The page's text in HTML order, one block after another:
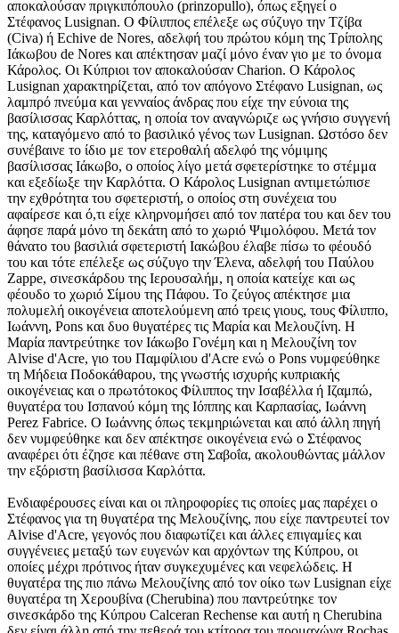
αποκαλούσαν πριγκιπόπουλο (prinzopullo), όπως εξηγεί ο
Στέφανος Lusignan. O Φίλιππος επέλεξε ως σύζυγο την Τζίβα
(Civa) ή Echive de Nores, αδελφή του πρώτου κόμη της Τρίπολης
Ιάκωβου de Nores και απέκτησαν μαζί μόνο έναν γιο με το όνομα
Κάρολος. Οι Κύπριοι τον αποκαλούσαν Charion. Ο Κάρολος
Lusignan χαρακτηρίζεται, από τον απόγονο Στέφανο Lusignan, ως
λαμπρό πνεύμα και γενναίος άνδρας που είχε την εύνοια της
βασίλισσας Καρλόττας, η οποία τον αναγνώριζε ως γνήσιο συγγενή
της, καταγόμενο από το βασιλικό γένος των Lusignan. Ωστόσο δεν
συνέβαινε το ίδιο με τον ετεροθαλή αδελφό της νόμιμης
βασίλισσας Ιάκωβο, ο οποίος λίγο μετά σφετερίστηκε το στέμμα
και εξεδίωξε την Καρλόττα. O Κάρολος Lusignan αντιμετώπισε
την εχθρότητα του σφετεριστή, ο οποίος στη συνέχεια του
αφαίρεσε και ό,τι είχε κληρνομήσει από τον πατέρα του και δεν του
άφησε παρά μόνο τη δεκάτη από το χωριό Ψιμολόφου. Μετά τον
θάνατο του βασιλιά σφετεριστή Ιακώβου έλαβε πίσω το φέουδό
του και τότε επέλεξε ως σύζυγο την Έλενα, αδελφή του Παύλου
Zappe, σινεσκάρδου της Ιερουσαλήμ, η οποία κατείχε και ως
φέουδο το χωριό Σίμου της Πάφου. Το ζεύγος απέκτησε μια
πολυμελή οικογένεια αποτελούμενη από τρεις γιους, τους Φίλιππο,
Ιωάννη, Pons και δυο θυγατέρες τις Μαρία και Μελουζίνη. Η
Μαρία παντρεύτηκε τον Ιάκωβο Γονέμη και η Μελουζίνη τον
Alvise d'Acre, γιο του Παμφίλιου d'Acre ενώ ο Pons νυμφεύθηκε
τη Μήδεια Ποδοκάθαρου, της γνωστής ισχυρής κυπριακής
οικογένειας και ο πρωτότοκος Φίλιππος την Ισαβέλλα ή Ιζαμπώ,
θυγατέρα του Ισπανού κόμη της Ιόππης και Καρπασίας, Ιωάννη
Perez Fabrice. O Ιωάννης όπως τεκμηριώνεται και από άλλη πηγή
δεν νυμφεύθηκε και δεν απέκτησε οικογένεια ενώ ο Στέφανος
αναφέρει ότι έζησε και πέθανε στη Σαβοΐα, ακολουθώντας μάλλον
την εξόριστη βασίλισσα Καρλόττα.
Ενδιαφέρουσες είναι και οι πληροφορίες τις οποίες μας παρέχει ο
Στέφανος για τη θυγατέρα της Μελουζίνης, που είχε παντρευτεί τον
Alvise d'Acre, γεγονός που διαφωτίζει και άλλες επιγαμίες και
συγγένειες μεταξύ των ευγενών και αρχόντων της Κύπρου, οι
οποίες μέχρι πρότινος ήταν συγκεχυμένες και νεφελώδεις. Η
θυγατέρα της πιο πάνω Μελουζίνης από τον οίκο των Lusignan είχε
θυγατέρα τη Χερουβίνα (Cherubina) που παντρεύτηκε τον
σινεσκάρδο της Κύπρου Calceran Rechense και αυτή η Cherubina